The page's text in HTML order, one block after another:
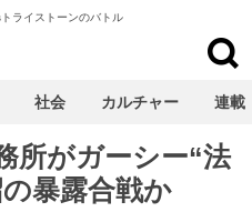
ライストーンのバトル
所がガーシー“法
暴露合戦か
社会 カルチャー 連載